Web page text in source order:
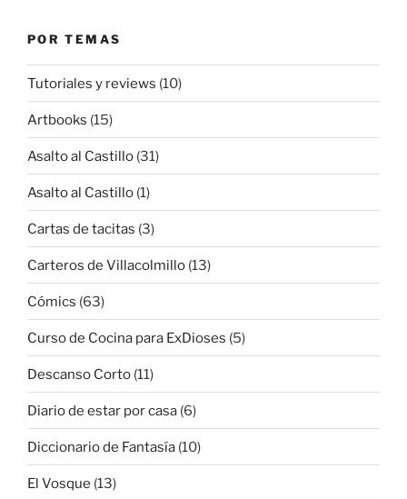
POR TEMAS
Tutoriales y reviews (10)
Artbooks (15)
Asalto al Castillo (31)
Asalto al Castillo (1)
Cartas de tacitas (3)
Carteros de Villacolmillo (13)
Cómics (63)
Curso de Cocina para ExDioses (5)
Descanso Corto (11)
Diario de estar por casa (6)
Diccionario de Fantasía (10)
El Vosque (13)